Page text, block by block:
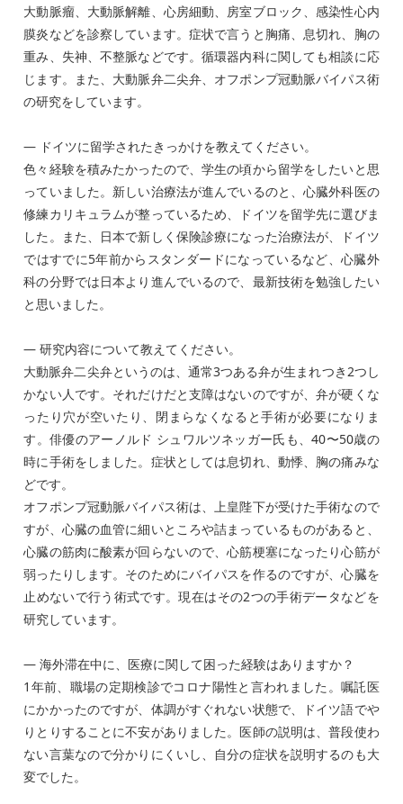
大動脈瘤、大動脈解離、心房細動、房室ブロック、感染性心内
膜炎などを診察しています。症状で言うと胸痛、息切れ、胸の
重み、失神、不整脈などです。循環器内科に関しても相談に応
じます。また、大動脈弁二尖弁、オフポンプ冠動脈バイパス術
の研究をしています。
― ドイツに留学されたきっかけを教えてください。
色々経験を積みたかったので、学生の頃から留学をしたいと思
っていました。新しい治療法が進んでいるのと、心臓外科医の
修練カリキュラムが整っているため、ドイツを留学先に選びま
した。また、日本で新しく保険診療になった治療法が、ドイツ
ではすでに5年前からスタンダードになっているなど、心臓外
科の分野では日本より進んでいるので、最新技術を勉強したい
と思いました。
― 研究内容について教えてください。
大動脈弁二尖弁というのは、通常3つある弁が生まれつき2つし
かない人です。それだけだと支障はないのですが、弁が硬くな
ったり穴が空いたり、閉まらなくなると手術が必要になりま
す。俳優のアーノルド シュワルツネッガー氏も、40〜50歳の
時に手術をしました。症状としては息切れ、動悸、胸の痛みな
どです。
オフポンプ冠動脈バイパス術は、上皇陛下が受けた手術なので
すが、心臓の血管に細いところや詰まっているものがあると、
心臓の筋肉に酸素が回らないので、心筋梗塞になったり心筋が
弱ったりします。そのためにバイパスを作るのですが、心臓を
止めないで行う術式です。現在はその2つの手術データなどを
研究しています。
― 海外滞在中に、医療に関して困った経験はありますか？
1年前、職場の定期検診でコロナ陽性と言われました。嘱託医
にかかったのですが、体調がすぐれない状態で、ドイツ語でや
りとりすることに不安がありました。医師の説明は、普段使わ
ない言葉なので分かりにくいし、自分の症状を説明するのも大
変でした。